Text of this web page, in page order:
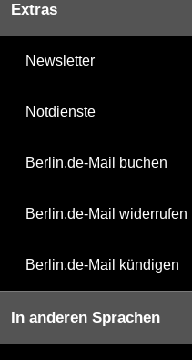
Extras
Newsletter
Notdienste
Berlin.de-Mail buchen
Berlin.de-Mail widerrufen
Berlin.de-Mail kündigen
In anderen Sprachen